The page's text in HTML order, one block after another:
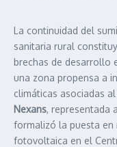
La continuidad del
sanitaria rural
brechas de desarrollo
una zona propensa a
climáticas asociadas
Nexans, representada
formalizó la puesta en
fotovoltaica en el